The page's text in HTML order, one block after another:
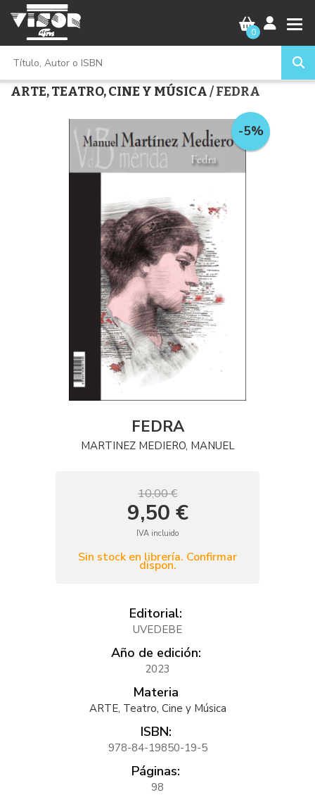
0
ARTE, TEATRO, CINE Y MÚSICA/ FEDRA
-5%
FEDRA
MARTINEZ MEDIERO, MANUEL
10,00 €
9,50 €
IVA incluido
Sin stock en librería. Confirmar
dispon.
Editorial:
UVEDEBE
Año de edición:
2023
Materia
ARTE, Teatro, Cine y Música
ISBN:
978-84-19850-19-5
Páginas:
98